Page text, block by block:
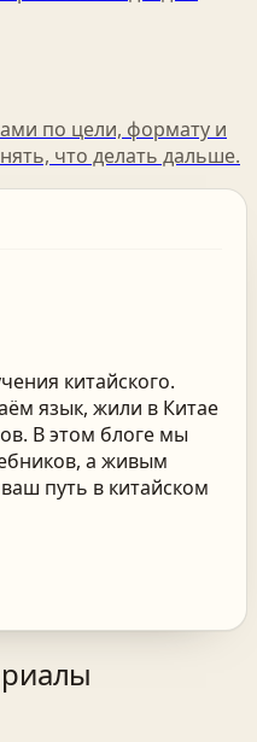
по цели, формату и
что делать дальше.
китайского.
язык, жили в Китае
В этом блоге мы
а живым
путь в китайском